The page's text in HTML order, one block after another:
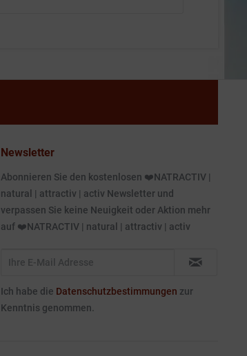
Newsletter
Abonnieren Sie den kostenlosen ❤️NATRACTIV |
natural | attractiv | activ Newsletter und
verpassen Sie keine Neuigkeit oder Aktion mehr
auf ❤️NATRACTIV | natural | attractiv | activ
Ich habe die Datenschutzbestimmungen zur
Kenntnis genommen.